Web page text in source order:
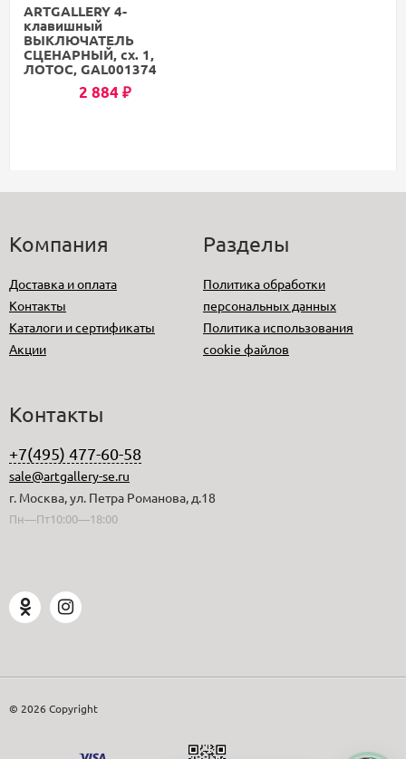
ARTGALLERY 4-
клавишный
ВЫКЛЮЧАТЕЛЬ
СЦЕНАРНЫЙ, сх. 1,
ЛОТОС, GAL001374
2 884 ₽
Компания
Доставка и оплата
Контакты
Каталоги и сертификаты
Акции
Разделы
Политика обработки
персональных данных
Политика использования
cookie файлов
Контакты
+7(495) 477-60-58
sale@artgallery-se.ru
г. Москва, ул. Петра Романова, д.18
Пн—Пт10:00—18:00
© 2026 Copyright